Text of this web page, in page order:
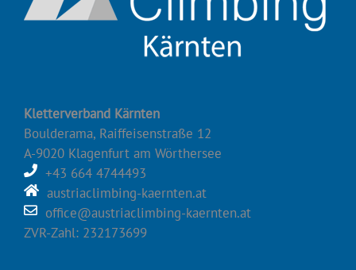
Kletterverband Kärnten
Boulderama, Raiffeisenstraße 12
A-9020 Klagenfurt am Wörthersee
+43 664 4744493
austriaclimbing-kaernten.at
office@austriaclimbing-kaernten.at
ZVR-Zahl: 232173699